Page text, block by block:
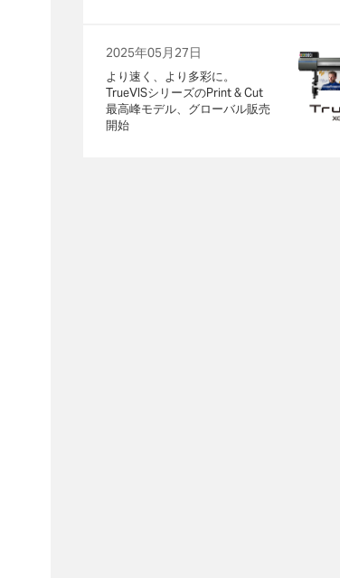
2025年05月27日
より速く、より多彩に。
TrueVISシリーズのPrint & Cut
最高峰モデル、グローバル販売
開始